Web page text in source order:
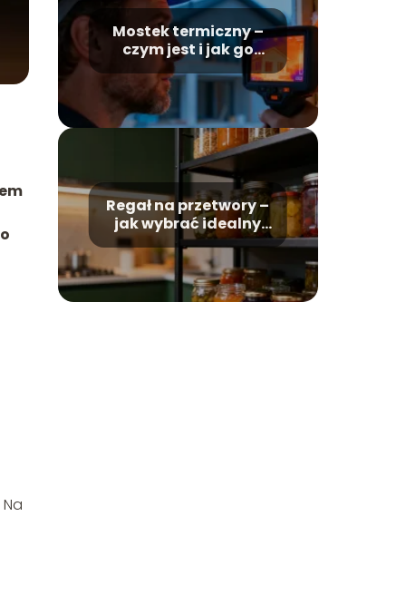
Mostek termiczny –
czym jest i jak go
wyeliminować?
Regał na przetwory –
jak wybrać idealny
do spiżarni?